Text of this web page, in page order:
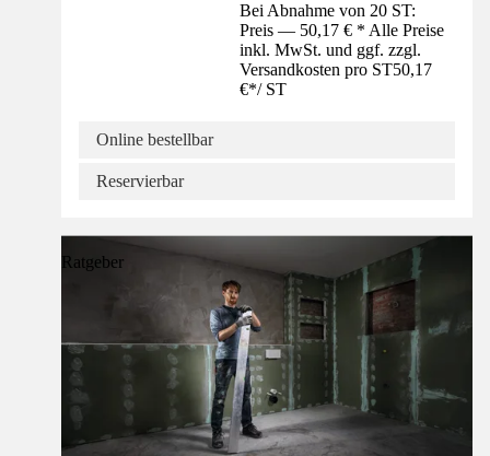
Bei Abnahme von 20 ST:
Preis — 50,17 € * Alle Preise
inkl. MwSt. und ggf. zzgl.
Versandkosten pro ST50,17
€*/ ST
Online bestellbar
Reservierbar
Ratgeber